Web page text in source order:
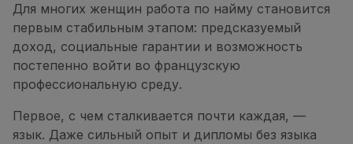
Для многих женщин работа по найму становится
первым стабильным этапом: предсказуемый
доход, социальные гарантии и возможность
постепенно войти во французскую
профессиональную среду.
Первое, с чем сталкивается почти каждая, —
язык. Даже сильный опыт и дипломы без языка